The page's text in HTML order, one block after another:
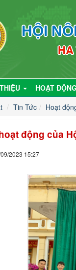
HỘI
HA
HOẠT
Tin Tức Hoạt
động của
2023 15:27